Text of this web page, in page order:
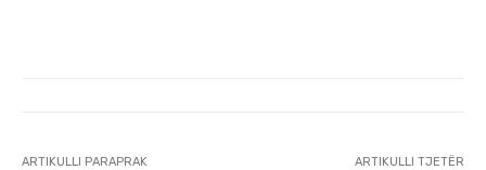
ARTIKULLI PARAPRAK ARTIKULLI TJETËR